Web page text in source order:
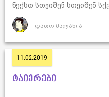
ნექსთ სთეიშენ სთეიშენ
დათო მალანია
11.02.2019
ტაიერები